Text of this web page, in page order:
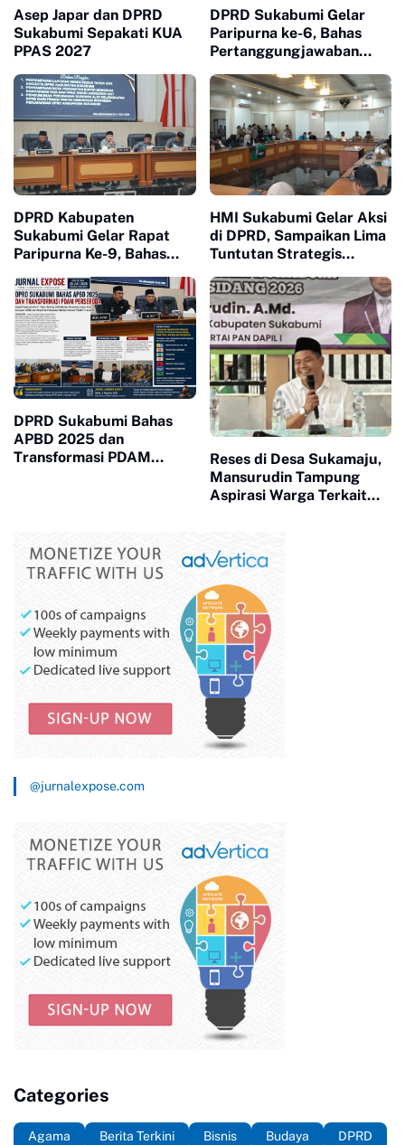
Asep Japar dan DPRD
Sukabumi Sepakati KUA
PPAS 2027
DPRD Sukabumi Gelar
Paripurna ke-6, Bahas
Pertanggungjawaban
Raperda Inisiatif
DPRD Kabupaten
Sukabumi Gelar Rapat
Paripurna Ke-9, Bahas
2027 hingga Perubahan
Alat Kelengkapan Dewan
HMI Sukabumi Gelar Aksi
di DPRD, Sampaikan Lima
Tuntutan Strategis
DPRD Sukabumi Bahas
APBD 2025 dan
Transformasi PDAM
Reses di Desa Sukamaju,
Mansurudin Tampung
Aspirasi Warga Terkait
@jurnalexpose.com
Categories
Agama Berita Terkini Bisnis Budaya
DPRD